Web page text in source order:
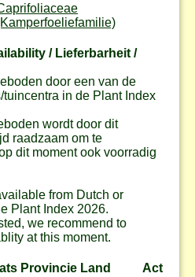
/ Lieferbarheit /
door een van de
in de Plant Index
wordt door dit
raadzaam om te
dit moment ook voorradig
from Dutch or
Plant Index 2026.
we recommend to
at this moment.
Provincie Land
Actie